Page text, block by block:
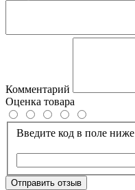
Комментарий
Оценка товара
Введите код в поле ниже
Отправить отзыв